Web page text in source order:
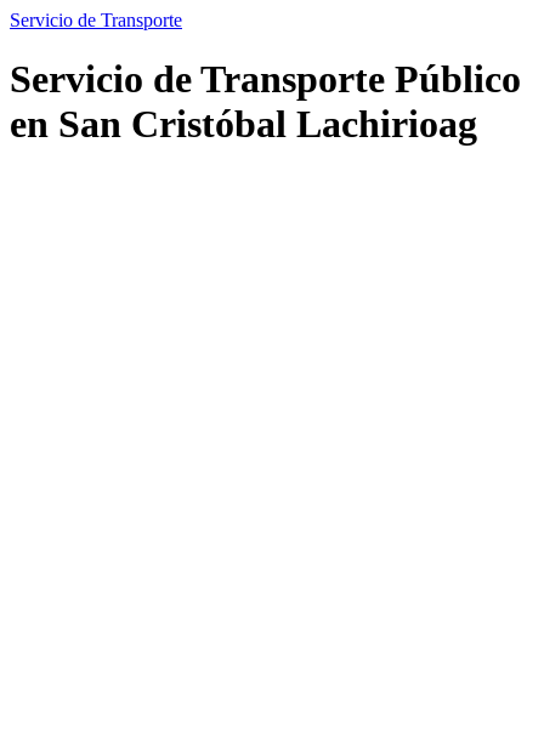
Servicio de Transporte
Servicio de Transporte Público
en San Cristóbal Lachirioag